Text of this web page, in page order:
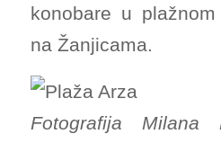
konobare u plažnom
na Žanjicama.
Fotografija Milana